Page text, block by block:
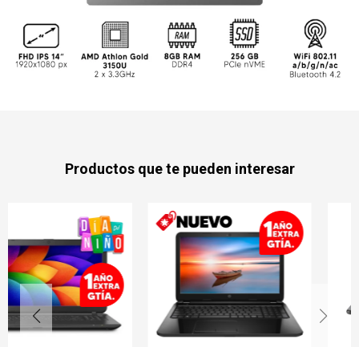
Productos que te pueden interesar